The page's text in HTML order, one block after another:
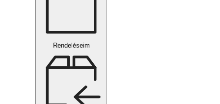
Rendeléseim